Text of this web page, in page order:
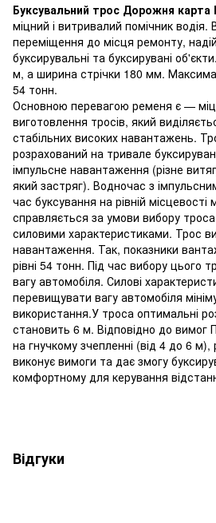
Буксувальний трос Дорожня карта
міцний і витривалий помічник водія.
переміщення до місця ремонту,
буксирувальні та буксирувані
м, а ширина стрічки 180 мм.
54 тонн.
Основною перевагою ременя є —
виготовлення тросів, який
стабільних високих навантажень.
розрахований на тривале
імпульсне навантаження (різне
який застряг). Водночас з
час буксування на рівній місцевості
справляється за умови вибору
силовими характеристиками. Трос
навантаження. Так, показники
рівні 54 тонн. Під час вибору цього
вагу автомобіля. Силові
перевищувати вагу автомобіля
використання.У троса оптимальні
становить 6 м. Відповідно до
на гнучкому зчепленні (від 4 до 6 м),
виконує вимоги та дає змогу
комфортному для керування
Відгуки